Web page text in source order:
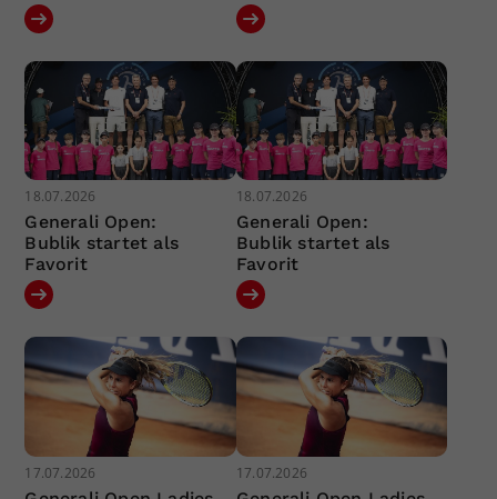
18.07.2026
Generali Open:
Bublik startet als
Favorit
18.07.2026
Generali Open:
Bublik startet als
Favorit
17.07.2026 17.07.2026